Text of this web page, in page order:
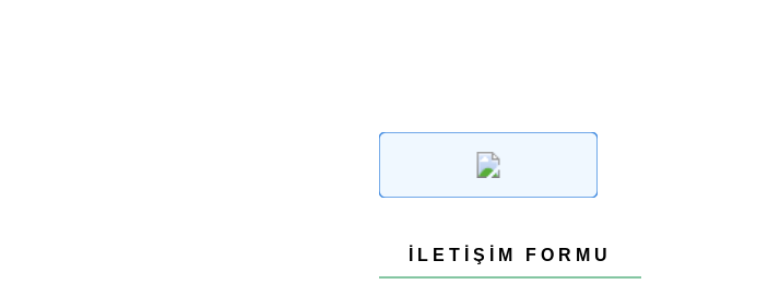
İLETIŞIM FORMU